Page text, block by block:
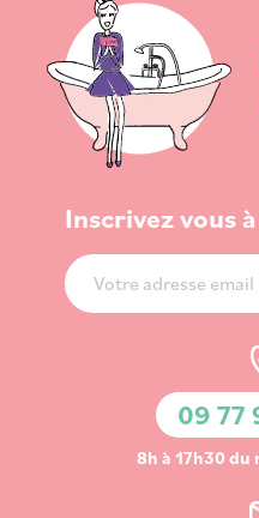
Inscrivez vous
Inscription
à
09 77
8h à 17h30 du